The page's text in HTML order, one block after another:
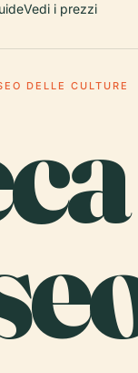
Vedi i prezzi
DELLE CULTURE